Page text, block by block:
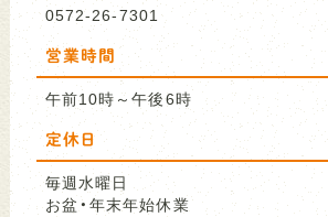
0572-26-7301
営業時間
午前10時～午後6時
定休日
毎週水曜日
お盆・年末年始休業